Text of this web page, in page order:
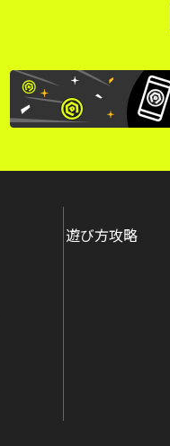
遊び方攻略